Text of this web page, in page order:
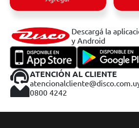
Descargá la
y Android
ATENCIÓN AL CLIENTE
0800 4242